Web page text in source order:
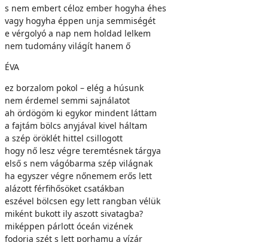
s nem embert céloz ember hogyha éhes
vagy hogyha éppen unja semmiségét
e vérgolyó a nap nem holdad lelkem
nem tudomány világít hanem ő
ÉVA
ez borzalom pokol – elég a húsunk
nem érdemel semmi sajnálatot
ah ördögöm ki egykor mindent láttam
a fajtám bölcs anyjával kivel háltam
a szép öröklét hittel csillogott
hogy nő lesz végre teremtésnek tárgya
első s nem vágóbarma szép világnak
ha egyszer végre nőnemem erős lett
alázott férfihősöket csatákban
eszével bölcsen egy lett rangban vélük
miként bukott ily aszott sivatagba?
miképpen párlott óceán vizének
fodorja szét s lett porhamu a vízár